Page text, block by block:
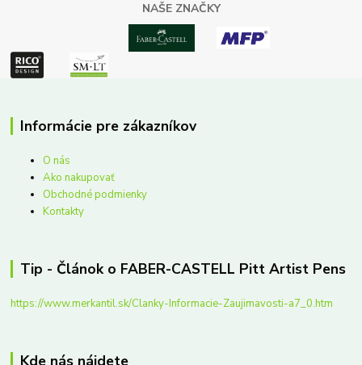
NAŠE ZNAČKY
Informácie pre zákazníkov
O nás
Ako nakupovať
Obchodné podmienky
Kontakty
Tip - Článok o FABER-CASTELL Pitt Artist Pens
https://www.merkantil.sk/Clanky-Informacie-Zaujimavosti-a7_0.htm
Kde nás nájdete